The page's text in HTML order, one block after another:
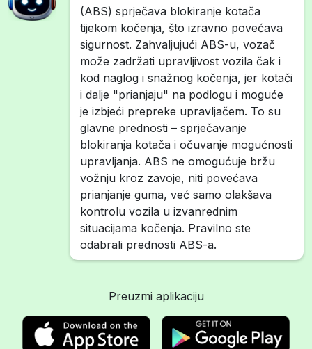
(ABS) sprječava blokiranje kotača
tijekom kočenja, što izravno povećava
sigurnost. Zahvaljujući ABS-u, vozač
može zadržati upravljivost vozila čak i
kod naglog i snažnog kočenja, jer kotači
i dalje "prianjaju" na podlogu i moguće
je izbjeći prepreke upravljačem. To su
glavne prednosti – sprječavanje
blokiranja kotača i očuvanje mogućnosti
upravljanja. ABS ne omogućuje bržu
vožnju kroz zavoje, niti povećava
prianjanje guma, već samo olakšava
kontrolu vozila u izvanrednim
situacijama kočenja. Pravilno ste
odabrali prednosti ABS-a.
Preuzmi aplikaciju